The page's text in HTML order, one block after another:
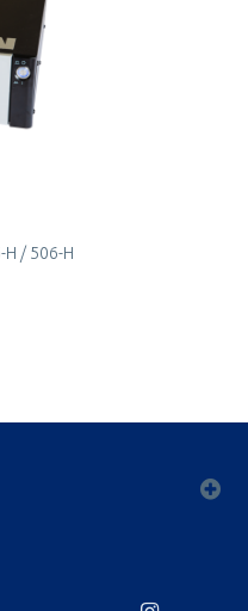
H / 506-H